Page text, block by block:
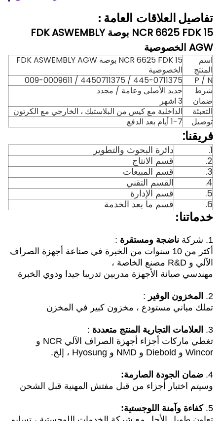
تفاصيل العلاقات العامة :
NCR 6625 FDK 15 بوصة FDK ASWEMBLY
AGW الخصوصية
اسم
المنتج
NCR 6625 FDK 15 بوصة FDK ASWEMBLY AGW
الخصوصية
P / N
445-0711375 / 4450711375 / 009-0009611
شرط
جديد الأصلي وعامة / مجدد
ضمان
3 اشهر
التعبئة
الداخلية مع كيس من البلاستيك ، الخارجي مع الكرتون
توصيل
1-7 أيام بعد الدفع
فريقنا:
1.
دائرة البحوث والتطوير
2.
قسم الانتاج
3.
قسم المبيعات
4.
القسم التقني
5.
قسم الإدارة
6.
قسم ما بعد الخدمة
خدماتنا:
1. شركة ناضجة ومستقرة :
أكثر من 10 سنوات من الخبرة في صناعة أجهزة الصراف
الآلي و R&D مصنع الخاصة ،
مهندسي صيانة الأجهزة مدربين تدريبا جيدا وذوي الخبرة
2. المخزون الوفير :
تملك مباني مستودع ، مخزون كبير في المخزن
3. العلامات التجارية المنتج متعددة :
تغطي ماركات أجزاء أجهزة الصراف الآلي NCR و
Wincor و Diebold و NMD و Hyosung ، إلخ.
4. ضمان الجودة الصارمة:
وسيتم اختبار أجزاء من قبل مفتش المهنية قبل الشحن
5. كفاءة وآمنة اللوجستية: